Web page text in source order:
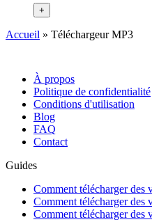
+
Accueil » Téléchargeur MP3
À propos
Politique de confidentialité
Conditions d'utilisation
Blog
FAQ
Contact
Guides
Comment télécharger des
Comment télécharger
Comment télécharger